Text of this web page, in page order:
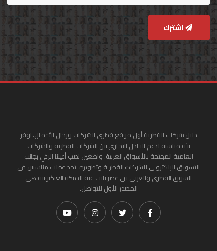
اشترك
دليل شركات القطرية أول موقع قطري للشركات ورجال الأعمال. نوفر
بيئة مناسبة لدعم التبادل التجاري بين الشركات القطرية والشركات
العامية المهتمة بالأسواق العربية. واضعين نصب أعيننا الرقي بجانب
التسويق الإلكتروني للشركات القطرية وتطويره لتجد عملاء مناسبين في
السوق القطري والعربي في عصر باتت فيه الشبكة العنكبونية هي
المصدر الأول للتواصل.